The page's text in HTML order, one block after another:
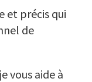
et précis qui
de
vous aide à